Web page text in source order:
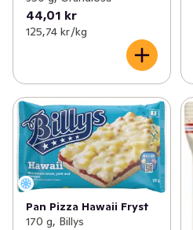
44,01 kr
125,74 kr /kg
Pan Pizza Hawaii Fryst
170 g, Billys